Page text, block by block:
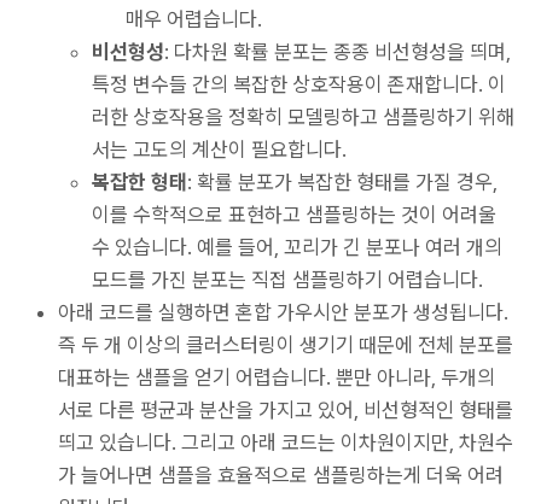
매우 어렵습니다.
비선형성: 다차원 확률 분포는 종종 비선형성을 띄며,
특정 변수들 간의 복잡한 상호작용이 존재합니다. 이
러한 상호작용을 정확히 모델링하고 샘플링하기 위해
서는 고도의 계산이 필요합니다.
복잡한 형태: 확률 분포가 복잡한 형태를 가질 경우,
이를 수학적으로 표현하고 샘플링하는 것이 어려울
수 있습니다. 예를 들어, 꼬리가 긴 분포나 여러 개의
모드를 가진 분포는 직접 샘플링하기 어렵습니다.
아래 코드를 실행하면 혼합 가우시안 분포가 생성됩니다.
즉 두 개 이상의 클러스터링이 생기기 때문에 전체 분포를
대표하는 샘플을 얻기 어렵습니다. 뿐만 아니라, 두개의
서로 다른 평균과 분산을 가지고 있어, 비선형적인 형태를
띄고 있습니다. 그리고 아래 코드는 이차원이지만, 차원수
가 늘어나면 샘플을 효율적으로 샘플링하는게 더욱 어려